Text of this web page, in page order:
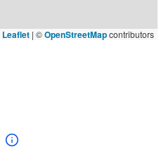
Leaflet | ©OpenStreetMapcontributors